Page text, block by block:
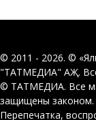
© 2011 - 2026. ©
"ТАТМЕДИА" АҖ.
© ТАТМЕДИА. Все
защищены законом.
Перепечатка,